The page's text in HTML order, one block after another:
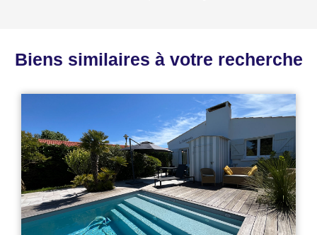
Biens similaires à votre recherche